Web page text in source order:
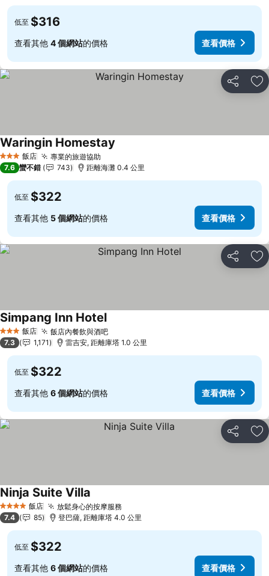
低至 $316
查看其他 4 個網站的價格 查看價格
分享 加
3 星級 飯店 專業的旅遊協助
Waringin Homestay
7.6 蠻不錯 743 距離海灘 0.4 公里
低至 $322
查看其他 5 個網站的價格 查看價格
分享 加
3 星級 飯店 飯店內餐飲與酒吧查看價格
Simpang Inn Hotel查看價格
7.3 1,171 雷吉安, 距離庫塔 1.0 公里
低至 $322
查看其他 6 個網站的價格 查看價格
分享 加
4 星級 飯店 放鬆身心的按摩服務
Ninja Suite Villa
7.4 85 登巴薩, 距離庫塔 4.0 公里
低至 $322
查看其他 6 個網站的價格 查看價格